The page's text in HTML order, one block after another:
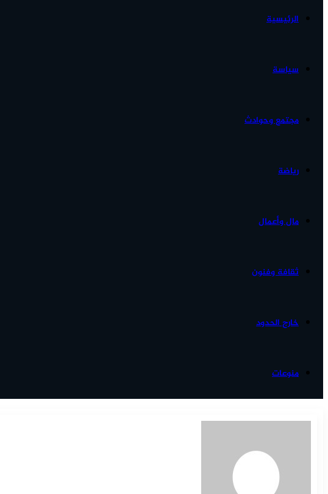
الرئيسية
سياسة
مجتمع وحوادث
رياضة
مال وأعمال
ثقافة وفنون
خارج الحدود
منوعات